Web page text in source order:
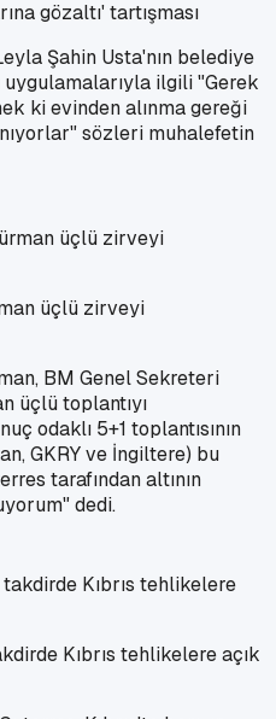
gözaltı' tartışması
Şahin Usta'nın belediye
ilgili "Gerek
ki evinden alınma gereği
sözleri muhalefetin
üçlü zirveyi
BM Genel Sekreteri
üçlü toplantıyı
odaklı 5+1 toplantısının
GKRY ve İngiltere) bu
tarafından altının
dedi.
Kıbrıs tehlikelere açık